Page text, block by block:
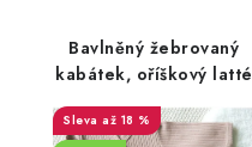
Bavlněný žebrovaný
kabátek, oříškový latté
až 18 %